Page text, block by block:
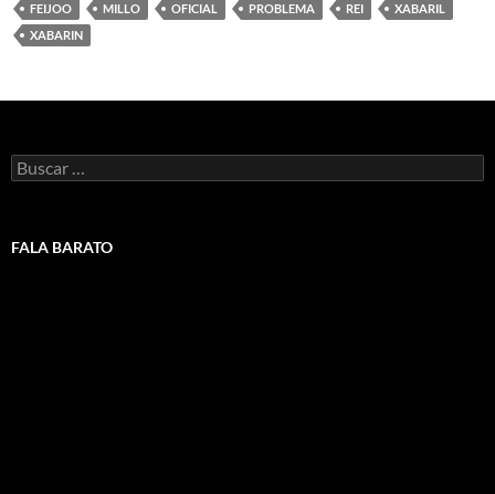
FEIJOO
MILLO OFICIAL PROBLEMA REI
XABARIL
XABARIN
Buscar:
FALA BARATO